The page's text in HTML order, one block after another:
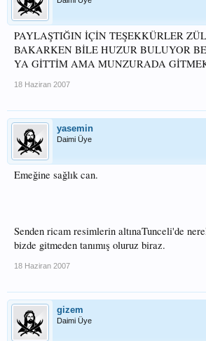
PAYLAŞTIĞIN İÇİN TEŞEKKÜRLER
BAKARKEN BİLE HUZUR BULUYOR
YA GİTTİM AMA MUNZURADA
18 Haziran 2007
yasemin
Daimi Üye
Emeğine sağlık can.
Senden ricam resimlerin altınaTunceli'de
bizde gitmeden tanımış oluruz biraz.
18 Haziran 2007
gizem
Daimi Üye